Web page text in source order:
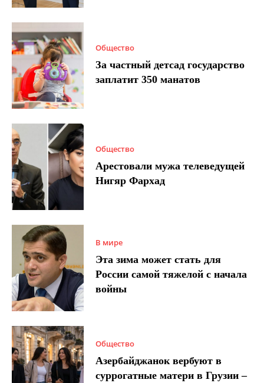
Общество
За частный детсад государство
заплатит 350 манатов
Общество
Арестовали мужа телеведущей
Нигяр Фархад
В мире
Эта зима может стать для
России самой тяжелой с начала
войны
Общество
Азербайджанок вербуют в
суррогатные матери в Грузии –